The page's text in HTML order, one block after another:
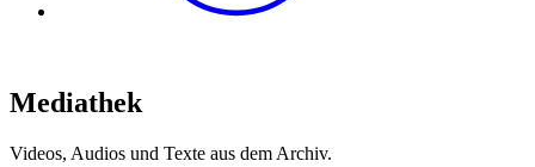
Mediathek
Videos, Audios und Texte aus dem Archiv.